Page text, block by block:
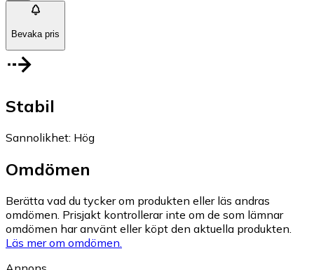
Bevaka pris
Stabil
Sannolikhet: Hög
Omdömen
Berätta vad du tycker om produkten eller läs andras
omdömen. Prisjakt kontrollerar inte om de som lämnar
omdömen har använt eller köpt den aktuella produkten.
Läs mer om omdömen.